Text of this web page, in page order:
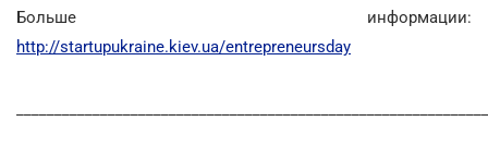
Больше информации:
http://startupukraine.kiev.ua/entrepreneursday